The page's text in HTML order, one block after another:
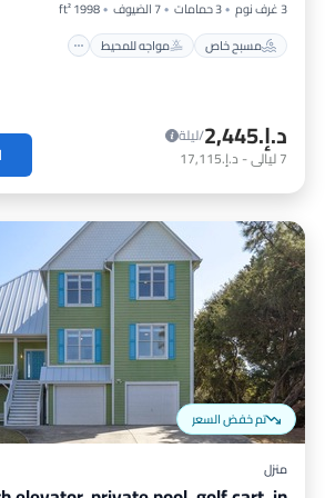
3 غرف نوم 3 حمامات 7 الضيوف
1998 ft²
مسبح خاص
مواجه للمحيط
د.إ.‏2,445
/ليلة
7ليالي- د.إ.‏17,115
تم خفض السعر
منزل